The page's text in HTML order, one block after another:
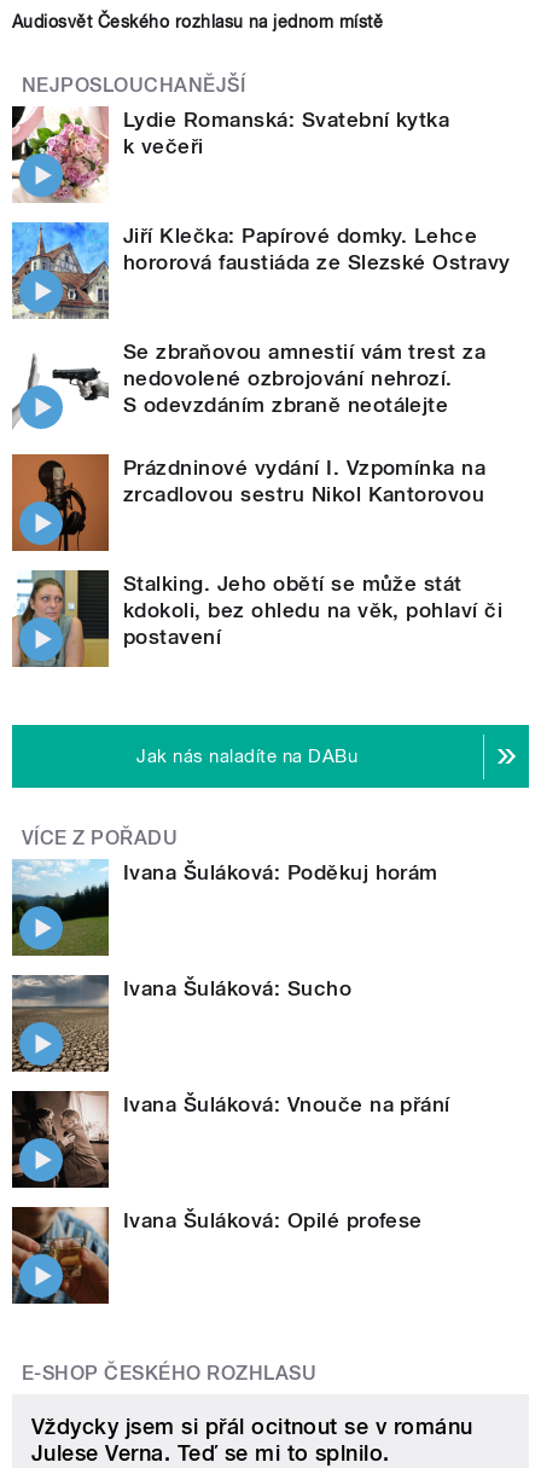
Audiosvět Českého rozhlasu na jednom místě
NEJPOSLOUCHANĚJŠÍ
Lydie Romanská: Svatební kytka
k večeři
Jiří Klečka: Papírové domky. Lehce
hororová faustiáda ze Slezské Ostravy
Se zbraňovou amnestií vám trest za
nedovolené ozbrojování nehrozí.
S odevzdáním zbraně neotálejte
Prázdninové vydání I. Vzpomínka na
zrcadlovou sestru Nikol Kantorovou
Stalking. Jeho obětí se může stát
kdokoli, bez ohledu na věk, pohlaví či
postavení
Jak nás naladíte na DABu
VÍCE Z POŘADU
Ivana Šuláková: Poděkuj horám
Ivana Šuláková: Sucho
Ivana Šuláková: Vnouče na přání
Ivana Šuláková: Opilé profese
E-SHOP ČESKÉHO ROZHLASU
Vždycky jsem si přál ocitnout se v románu
Julese Verna. Teď se mi to splnilo.